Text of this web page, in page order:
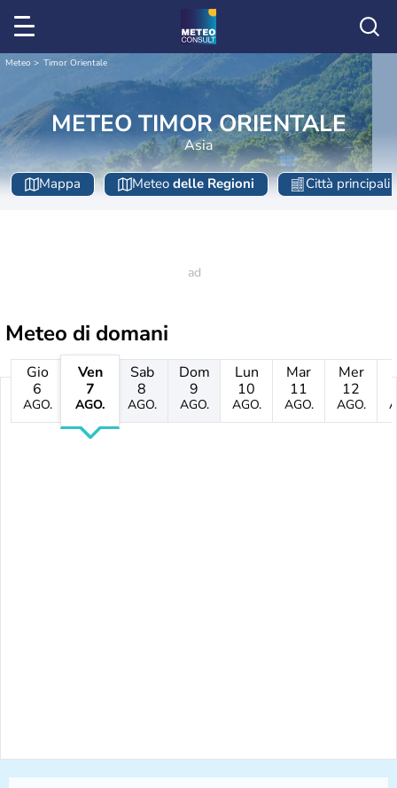
Meteo Timor Orientale
METEO TIMOR ORIENTALE
Asia
Mappa Meteo delle Regioni Città principali
Meteo di domani
Gio
6
AGO.
Ven
7
AGO.
Sab
8
AGO.
Dom
9
AGO.
Lun
10
AGO.
Mar
11
AGO.
Mer
12
AGO.